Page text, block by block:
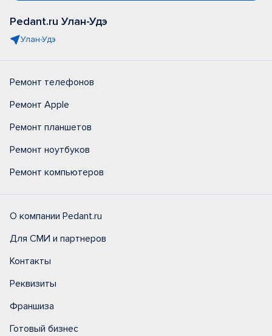
Pedant.ru Улан-Удэ
Улан-Удэ
Ремонт телефонов
Ремонт Apple
Ремонт планшетов
Ремонт ноутбуков
Ремонт компьютеров
О компании Pedant.ru
Для СМИ и партнеров
Контакты
Реквизиты
Франшиза
Готовый бизнес